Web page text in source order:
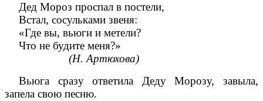
Дед Мороз проспал в постели,
Встал, сосульками звеня:
«Где вы, вьюги и метели?
Что не будите меня?»
(Н. Артюхова)
Вьюга сразу ответила Деду Морозу, завыла,
запела свою песню.